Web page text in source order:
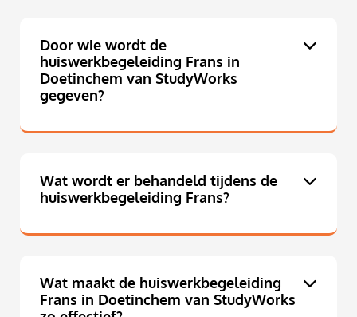
Door wie wordt de
huiswerkbegeleiding Frans in
Doetinchem van StudyWorks
gegeven?
Wat wordt er behandeld tijdens de
huiswerkbegeleiding Frans?
Wat maakt de huiswerkbegeleiding
Frans in Doetinchem van StudyWorks